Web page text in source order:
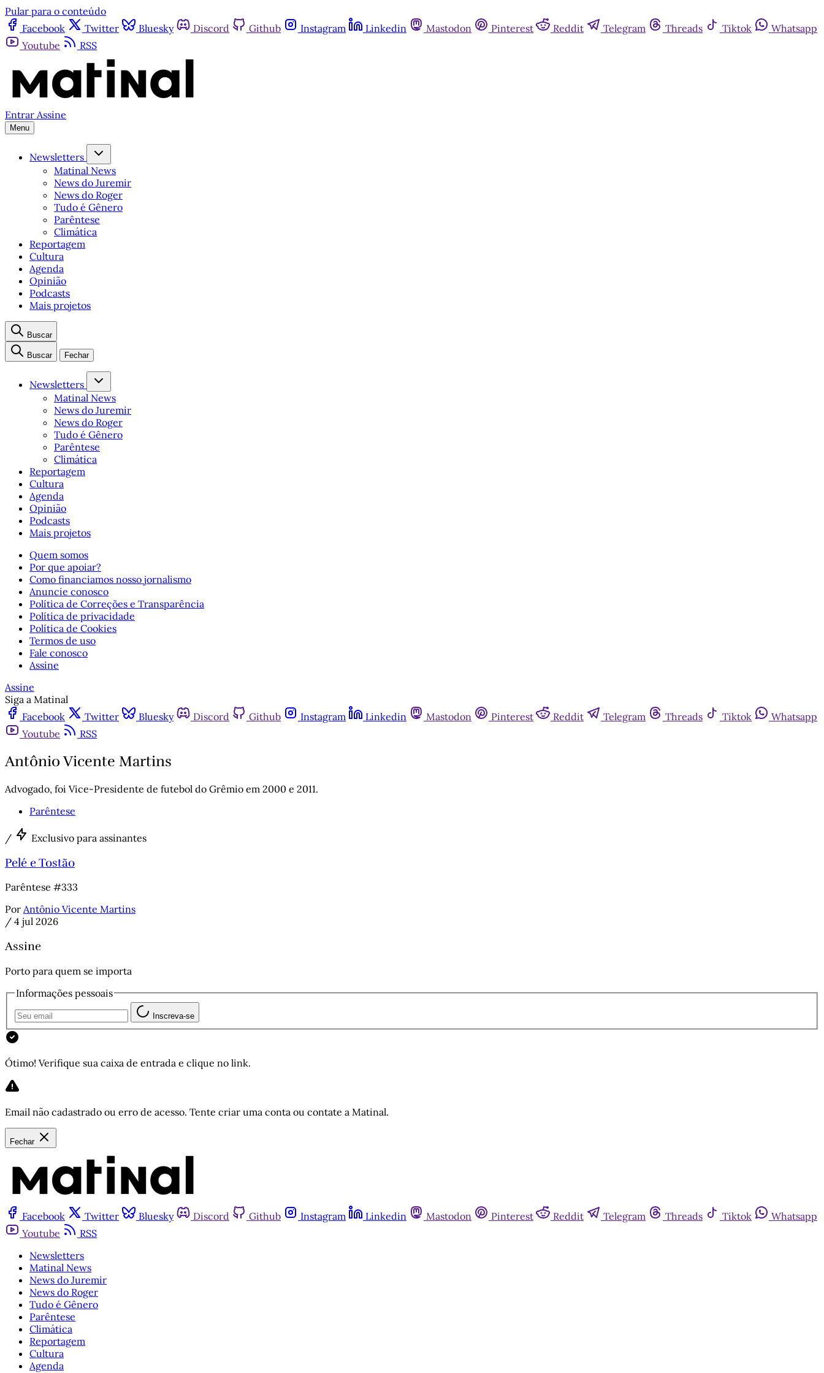
Pular para o conteúdo
Facebook
Twitter Bluesky Discord Github Instagram Linkedin Mastodon Pinterest Reddit Telegram Threads Tiktok
Whatsapp
Youtube
RSS
Entrar Assine
Menu
Newsletters
Matinal News
News do Juremir
News do Roger
Tudo é Gênero
Parêntese
Climática
Reportagem
Cultura
Agenda
Opinião
Podcasts
Mais projetos
Buscar
Buscar Fechar
Newsletters
Matinal News
News do Juremir
News do Roger
Tudo é Gênero
Parêntese
Climática
Reportagem
Cultura
Agenda
Opinião
Podcasts
Mais projetos
Quem somos
Por que apoiar?
Como financiamos nosso jornalismo
Anuncie conosco
Política de Correções e Transparência
Política de privacidade
Política de Cookies
Termos de uso
Fale conosco
Assine
Assine
Siga a Matinal
Facebook
Twitter Bluesky Discord Github Instagram Linkedin Mastodon Pinterest Reddit Telegram Threads Tiktok
Whatsapp
Youtube
RSS
Antônio Vicente Martins
Advogado, foi Vice-Presidente de futebol do Grêmio em 2000 e 2011.
Parêntese
/ Exclusivo para assinantes
Pelé e Tostão
Parêntese #333
Por Antônio Vicente Martins
/ 4 jul 2026
Assine
Porto para quem se importa
Informações pessoais
Inscreva-se
Ótimo! Verifique sua caixa de entrada e clique no link.
Email não cadastrado ou erro de acesso. Tente criar uma conta ou contate a Matinal.
Fechar
Facebook Twitter Bluesky Discord Github Instagram Linkedin Mastodon Pinterest Reddit Telegram Threads Tiktok
Whatsapp
Youtube
RSS
Newsletters
Matinal News
News do Juremir
News do Roger
Tudo é Gênero
Parêntese
Climática
Reportagem
Cultura
Agenda